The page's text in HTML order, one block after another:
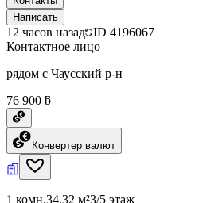
Написать
12 часов назад ID 4196067
Контактное лицо
рядом с Чаусский р-н
76 900 ƃ
Конвертер валют
1 комн.34.32 м²3/5 этаж